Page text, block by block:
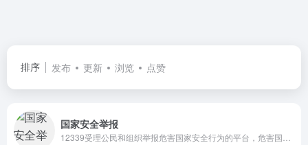
排序 发布 更新 浏览 点赞
国家安全举报